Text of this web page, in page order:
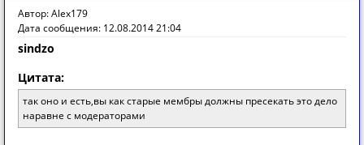
Автор: Alex179
Дата сообщения: 12.08.2014 21:04
sindzo
Цитата:
так оно и есть,вы как старые мембры должны пресекать это дело
наравне с модераторами